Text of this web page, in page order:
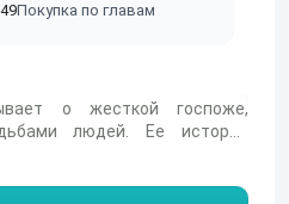
Покупка по главам
о жесткой госпоже,
людей. Ее история
и контроля, создавая